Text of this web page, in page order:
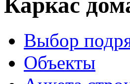
Каркас
Выбор
Объекты